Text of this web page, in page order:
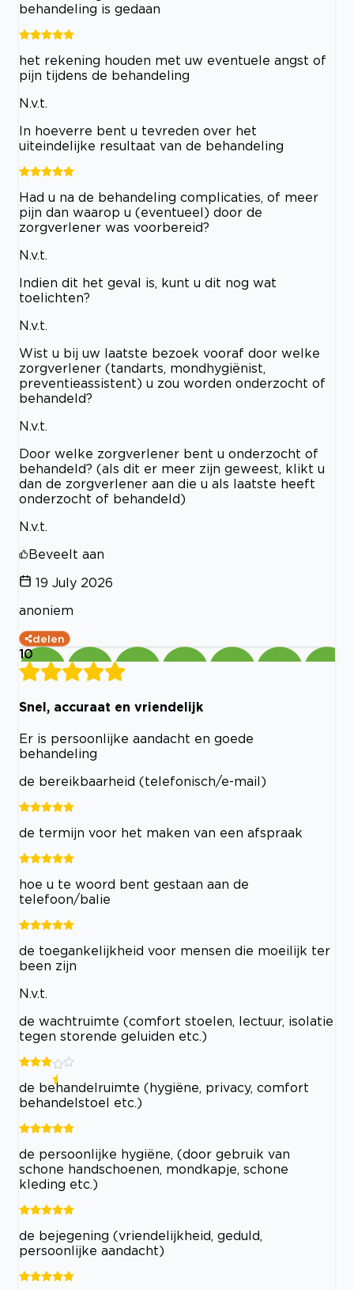
behandeling is gedaan
het rekening houden met uw eventuele angst of
pijn tijdens de behandeling
N.v.t.
In hoeverre bent u tevreden over het
uiteindelijke resultaat van de behandeling
Had u na de behandeling complicaties, of meer
pijn dan waarop u (eventueel) door de
zorgverlener was voorbereid?
N.v.t.
Indien dit het geval is, kunt u dit nog wat
toelichten?
N.v.t.
Wist u bij uw laatste bezoek vooraf door welke
zorgverlener (tandarts, mondhygiënist,
preventieassistent) u zou worden onderzocht of
behandeld?
N.v.t.
Door welke zorgverlener bent u onderzocht of
behandeld? (als dit er meer zijn geweest, klikt u
dan de zorgverlener aan die u als laatste heeft
onderzocht of behandeld)
N.v.t.
Beveelt aan
19 July 2026
anoniem
delen
10
Snel, accuraat en vriendelijk
Er is persoonlijke aandacht en goede
behandeling
de bereikbaarheid (telefonisch/e-mail)
de termijn voor het maken van een afspraak
hoe u te woord bent gestaan aan de
telefoon/balie
de toegankelijkheid voor mensen die moeilijk ter
been zijn
N.v.t.
de wachtruimte (comfort stoelen, lectuur, isolatie
tegen storende geluiden etc.)
de behandelruimte (hygiëne, privacy, comfort
behandelstoel etc.)
de persoonlijke hygiëne, (door gebruik van
schone handschoenen, mondkapje, schone
kleding etc.)
de bejegening (vriendelijkheid, geduld,
persoonlijke aandacht)